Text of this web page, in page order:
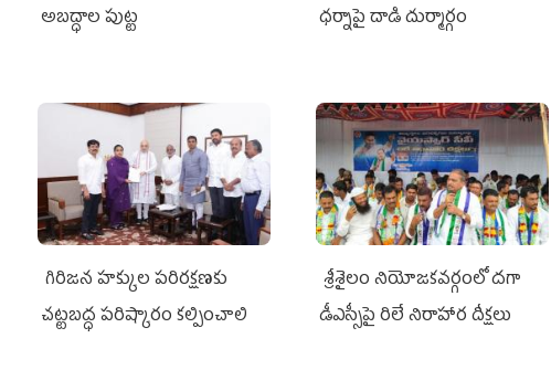
అబద్ధాల పుట్ట
ధర్నాపై దాడి దుర్మార్గం
గిరిజన హక్కుల పరిరక్షణకు
చట్టబద్ధ పరిష్కారం కల్పించాలి
శ్రీశైలం నియోజకవర్గంలో దగా
డీఎస్సీపై రిలే నిరాహార దీక్షలు